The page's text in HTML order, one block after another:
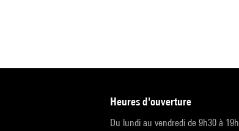
heures d'ouverture
Du lundi au vendredi de 9h30 à 19h